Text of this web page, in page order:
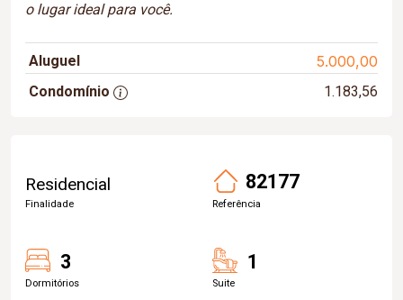
o lugar ideal para você.
Aluguel 5.000,00
Condomínio 1.183,56
Residencial
Finalidade
82177
Referência
3
Dormitórios
1
Suite